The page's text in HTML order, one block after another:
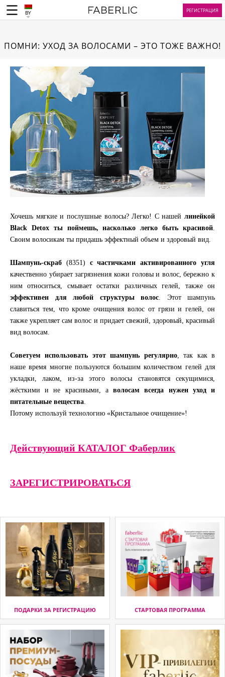
BY РЕГИСТРАЦИЯ
ПОМНИ: УХОД ЗА ВОЛОСАМИ – ЭТО ТОЖЕ ВАЖНО!
Хочешь мягкие и послушные волосы? Легко! С нашей линейкой
Black Detox ты поймешь, насколько легко быть красивой
Своим волосикам ты придашь эффектный объем и здоровый вид.
Шампунь-скраб (8351) с частичками активированного угля
качественно убирает загрязнения кожи головы и волос, бережно к
ним относиться, смывает остатки различных гелей, также он
эффективен для любой структуры волос . Этот шампунь
славиться тем, что кроме очищения волос от грязи и гелей, он
также укрепляет сам волос и придает свежий, здоровый, красивый
вид волосам.
Советуем использовать этот шампунь регулярно, так как в
наше время многие пользуются большим количеством гелей для
укладки, лаком, из-за этого волосы становятся секущимися,
жёсткими и не красивыми, аволосам всегда нужен уход и
питательные вещества
Потому используй технологию «Кристальное очищение»!
Действующий КАТАЛОГ Фаберлик
ЗАРЕГИСТРИРОВАТЬСЯ
ПОДАРКИ ЗА РЕГИСТРАЦИЮ СТАРТОВАЯ ПРОГРАММА